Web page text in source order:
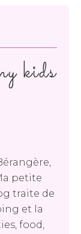
kids
petite
traite de
et la
food,